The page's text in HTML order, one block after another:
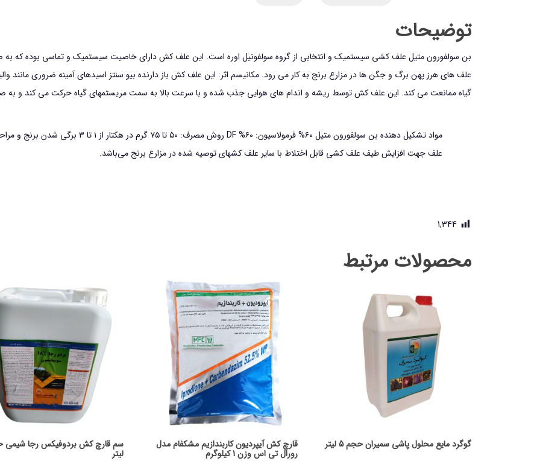
100
گرم
عدد
توضیحات
بن سولفورون متیل علف کشی سیستمیک و انتخابی از گروه سولفونیل اوره است. این علف کش دارای خاصیت سیستمیک و تماسی بوده
علف های هرز پهن برگ و جگن ها در مزارع برنج به کار می رود. مکانیسم اثر: این علف کش باز دارنده بیو سنتز اسیدهای آمینه ضروری مانند
گیاه ممانعت می کند. این علف کش توسط ریشه و اندام های هوایی جذب شده و با سرعت بالا به سمت مریستمهای گیاه حرکت می کند و به
علف جهت افزایش طیف علف کشی قابل اختلاط با سایر علف کشهای توصیه شده در مزارع برنج می‌باشد.
1,344
محصولات مرتبط
گوگرد مایع محلول پاشی سمیران حجم 5 لیتر قارچ کش آیپردیون کاربندازیم مشکفام مدل
رورال تی اس وزن 1 کیلوگرم لیتر